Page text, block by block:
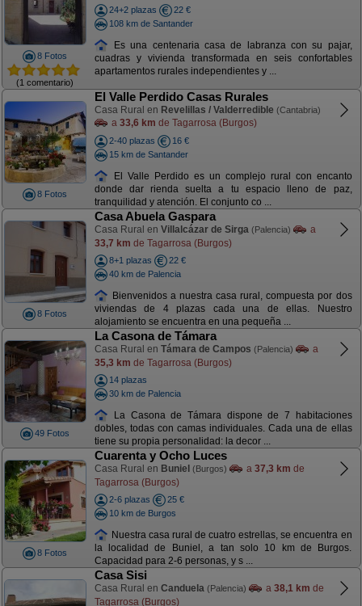
8 Fotos
(1 comentario)
24+2 plazas
22 €
108 km de Santander
Es una centenaria casa de labranza con su pajar,
cuadras y vivienda transformada en seis confortables
apartamentos rurales independientes y ...
8 Fotos
El Valle Perdido Casas Rurales
Casa Rural en Revelillas / Valderredible (Cantabria)
a 33,6 km de Tagarrosa (Burgos)
2-40 plazas
16 €
15 km de Santander
El Valle Perdido es un complejo rural con encanto
donde dar rienda suelta a tu espacio lleno de paz,
tranquilidad y atención. El conjunto co ...
8 Fotos
Casa Abuela Gaspara
Casa Rural en Villalcázar de Sirga (Palencia)
a
33,7 km de Tagarrosa (Burgos)
8+1 plazas
22 €
40 km de Palencia
Bienvenidos a nuestra casa rural, compuesta por dos
viviendas de 4 plazas cada una de ellas. Nuestro
alojamiento se encuentra en una pequeña ...
49 Fotos
La Casona de Támara
Casa Rural en Támara de Campos (Palencia)
a
35,3 km de Tagarrosa (Burgos)
14 plazas
30 km de Palencia
La Casona de Támara dispone de 7 habitaciones
dobles, todas con camas individuales. Cada una de ellas
tiene su propia personalidad: la decor ...
8 Fotos
Cuarenta y Ocho Luces
Casa Rural en Buniel (Burgos) a 37,3 km de
Tagarrosa (Burgos)
2-6 plazas
25 €
10 km de Burgos
Nuestra casa rural de cuatro estrellas, se encuentra en
la localidad de Buniel, a tan solo 10 km de Burgos.
Capacidad para 2-6 personas, y s ...
Casa Sisi
Casa Rural en Canduela (Palencia) a 38,1 km de
Tagarrosa (Burgos)